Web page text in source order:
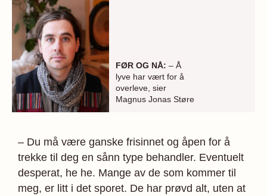
FØR OG NÅ: – Å
lyve har vært for å
overleve, sier
Magnus Jonas Støre
– Du må være ganske frisinnet og åpen for å
trekke til deg en sånn type behandler. Eventuelt
desperat, he he. Mange av de som kommer til
meg, er litt i det sporet. De har prøvd alt, uten at